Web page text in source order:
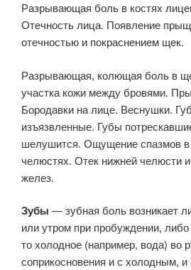
Разрывающая боль в костях
Отечность лица. Появление
отечностью и покраснением щек.
Разрывающая, колющая боль в
участка кожи между бровями.
Бородавки на лице. Веснушки.
изъязвленные. Губы
шелушится. Ощущение спазмов
челюстях. Отек нижней челюсти
желез.
Зубы — зубная боль возникает
или утром при пробуждении,
то холодное (например, вода) во
соприкосновения и с холодным,